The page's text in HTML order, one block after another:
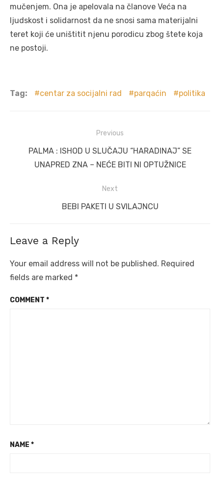
mučenjem. Ona je apelovala na članove Veća na
ljudskost i solidarnost da ne snosi sama materijalni
teret koji će uništitit njenu porodicu zbog štete koja
ne postoji.
Tag: centar za socijalni rad parqaćin politika
navigation
Previous
Previous
PALMA : ISHOD U SLUČAJU “HARADINAJ” SE
UNAPRED ZNA – NEĆE BITI NI OPTUŽNICE
Next
Next
BEBI PAKETI U SVILAJNCU
Leave a Reply
Your email address will not be published. Required
fields are marked *
COMMENT *
NAME *